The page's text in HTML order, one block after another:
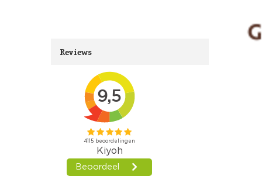
Reviews